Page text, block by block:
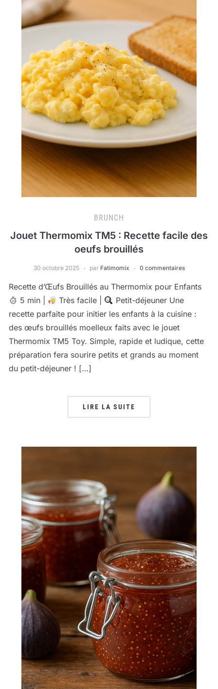
BRUNCH
Jouet Thermomix TM5 : Recette facile des
oeufs brouillés
30 octobre 2025 par Fatimomix 0 commentaires
Recette d’Œufs Brouillés au Thermomix pour Enfants
5 min |
Très facile |
Petit-déjeuner Une
recette parfaite pour initier les enfants à la cuisine :
des œufs brouillés moelleux faits avec le jouet
Thermomix TM5 Toy. Simple, rapide et ludique, cette
préparation fera sourire petits et grands au moment
du petit-déjeuner ! […]
LIRE LA SUITE